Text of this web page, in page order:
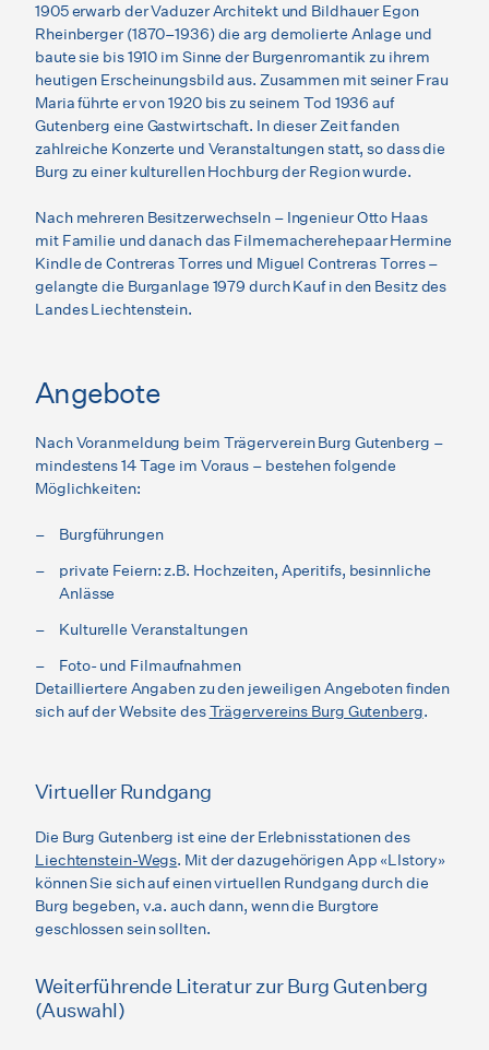
1905 erwarb der Vaduzer Architekt und Bildhauer Egon
Rheinberger (1870–1936) die arg demolierte Anlage und
baute sie bis 1910 im Sinne der Burgenromantik zu ihrem
heutigen Erscheinungsbild aus. Zusammen mit seiner Frau
Maria führte er von 1920 bis zu seinem Tod 1936 auf
Gutenberg eine Gastwirtschaft. In dieser Zeit fanden
zahlreiche Konzerte und Veranstaltungen statt, so dass die
Burg zu einer kulturellen Hochburg der Region wurde.
Nach mehreren Besitzerwechseln – Ingenieur Otto Haas
mit Familie und danach das Filmemacherehepaar Hermine
Kindle de Contreras Torres und Miguel Contreras Torres –
gelangte die Burganlage 1979 durch Kauf in den Besitz des
Landes Liechtenstein.
Angebote
Nach Voranmeldung beim Trägerverein Burg Gutenberg –
mindestens 14 Tage im Voraus – bestehen folgende
Möglichkeiten:
Burgführungen
private Feiern: z.B. Hochzeiten, Aperitifs, besinnliche
Anlässe
Kulturelle Veranstaltungen
Foto- und Filmaufnahmen
Detailliertere Angaben zu den jeweiligen Angeboten finden
sich auf der Website desTrägervereins Burg Gutenberg.
Virtueller Rundgang
Die Burg Gutenberg ist eine der Erlebnisstationen des
Liechtenstein-Wegs. Mit der dazugehörigen App «LIstory»
können Sie sich auf einen virtuellen Rundgang durch die
Burg begeben, v.a. auch dann, wenn die Burgtore
geschlossen sein sollten.
Weiterführende Literatur zur Burg Gutenberg
(Auswahl)